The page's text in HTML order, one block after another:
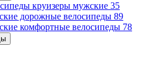
круизеры мужские 35
дорожные велосипеды 89
комфортные велосипеды 78